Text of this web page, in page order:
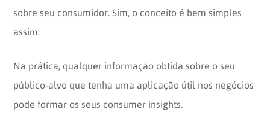
sobre seu consumidor. Sim, o conceito é bem simples
assim.
Na prática, qualquer informação obtida sobre o seu
público-alvo que tenha uma aplicação útil nos negócios
pode formar os seus consumer insights.